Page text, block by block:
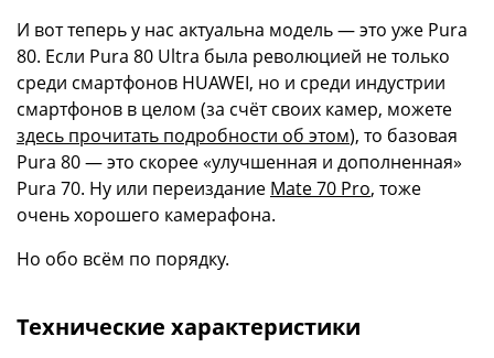
И вот теперь у нас актуальна модель — это уже Pura
80. Если Pura 80 Ultra была революцией не только
среди смартфонов HUAWEI, но и среди индустрии
смартфонов в целом (за счёт своих камер, можете
здесь прочитать подробности об этом), то базовая
Pura 80 — это скорее «улучшенная и дополненная»
Pura 70. Ну или переиздание Mate 70 Pro, тоже
очень хорошего камерафона.
Но обо всём по порядку.
Технические характеристики